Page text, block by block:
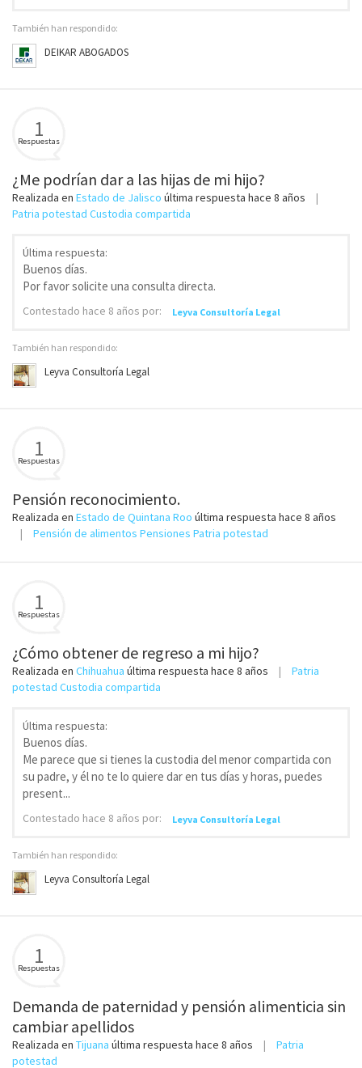
También han respondido:
DEIKAR ABOGADOS
1
Respuestas
¿Me podrían dar a las hijas de mi hijo?
Realizada en Estado de Jalisco última respuesta hace 8 años
Patria potestad Custodia compartida
Última respuesta:
Buenos días.
Por favor solicite una consulta directa.
Contestado hace 8 años por: Leyva Consultoría Legal
También han respondido:
Leyva Consultoría Legal
1
Respuestas
Pensión reconocimiento.
Realizada en Estado de Quintana Roo última respuesta hace 8 años
Pensión de alimentos Pensiones Patria potestad
1
Respuestas
¿Cómo obtener de regreso a mi hijo?
Realizada en Chihuahua última respuesta hace 8 años
Patria
potestad Custodia compartida
Última respuesta:
Buenos días.
Me parece que si tienes la custodia del menor compartida con
su padre, y él no te lo quiere dar en tus días y horas, puedes
present...
Contestado hace 8 años por: Leyva Consultoría Legal
También han respondido:
Leyva Consultoría Legal
1
Respuestas
Demanda de paternidad y pensión alimenticia sin
cambiar apellidos
Realizada en Tijuana última respuesta hace 8 años
Patria
potestad